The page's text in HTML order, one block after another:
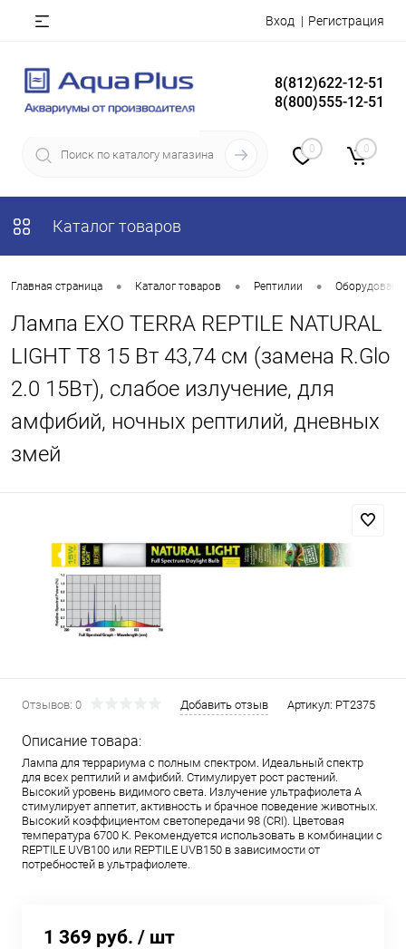
Вход Регистрация
8(812)622-12-51
8(800)555-12-51
0 0
Каталог товаров
Главная страница • Каталог товаров • Рептилии •
Лампа EXO TERRA REPTILE NATURAL
LIGHT Т8 15 Вт 43,74 см (замена R.Glo
2.0 15Вт), слабое излучение, для
амфибий, ночных рептилий, дневных
змей
Отзывов: 0 Добавить отзыв Артикул: PT2375
Описание товара:
Лампа для террариума с полным спектром. Идеальный спектр
для всех рептилий и амфибий. Стимулирует рост растений.
Высокий уровень видимого света. Излучение ультрафиолета А
стимулирует аппетит, активность и брачное поведение животных.
Высокий коэффициентом светопередачи 98 (CRI). Цветовая
температура 6700 К. Рекомендуется использовать в комбинации с
REPTILE UVB100 или REPTILE UVB150 в зависимости от
потребностей в ультрафиолете.
1 369 руб. / шт